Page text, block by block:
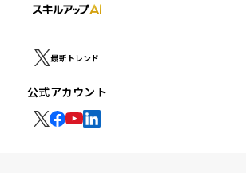
最新トレンド
公式アカウント